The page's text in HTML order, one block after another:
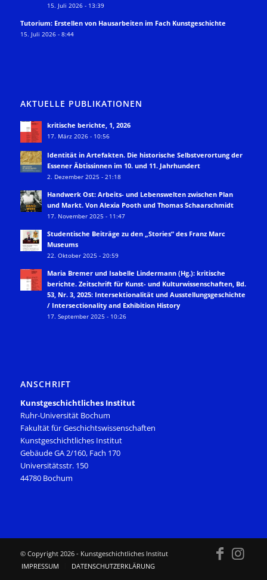
15. Juli 2026 - 13:39
Tutorium: Erstellen von Hausarbeiten im Fach Kunstgeschichte
15. Juli 2026 - 8:44
AKTUELLE PUBLIKATIONEN
kritische berichte, 1, 2026
17. März 2026 - 10:56
Identität in Artefakten. Die historische Selbstverortung der
Essener Äbtissinnen im 10. und 11. Jahrhundert
2. Dezember 2025 - 21:18
Handwerk Ost: Arbeits- und Lebenswelten zwischen Plan
und Markt. Von Alexia Pooth und Thomas Schaarschmidt
17. November 2025 - 11:47
Studentische Beiträge zu den „Stories“ des Franz Marc
Museums
22. Oktober 2025 - 20:59
Maria Bremer und Isabelle Lindermann (Hg.): kritische
berichte. Zeitschrift für Kunst- und Kulturwissenschaften, Bd.
53, Nr. 3, 2025: Intersektionalität und Ausstellungsgeschichte
/ Intersectionality and Exhibition History
17. September 2025 - 10:26
ANSCHRIFT
Kunstgeschichtliches Institut
Ruhr-Universität Bochum
Fakultät für Geschichtswissenschaften
Kunstgeschichtliches Institut
Gebäude GA 2/160, Fach 170
Universitätsstr. 150
44780 Bochum
© Copyright 2026 - Kunstgeschichtliches Institut
IMPRESSUM
DATENSCHUTZERKLÄRUNG